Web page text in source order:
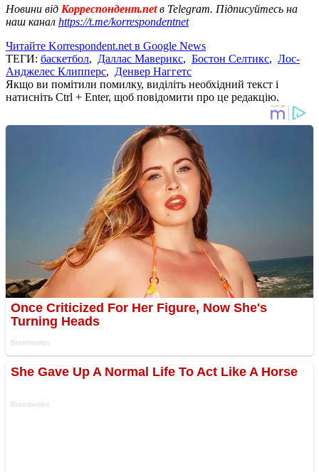
Новини від Корреспондент.netв Telegram. Підписуйтесь на
наш канал https://t.me/korrespondentnet
Читайте Korrespondent.net в Google News
ТЕГИ: баскетбол, Даллас Маверикс, Бостон Селтикс, Лос-
Анджелес Клипперс, Денвер Наггетс
Якщо ви помітили помилку, виділіть необхідний текст і
натисніть Ctrl + Enter, щоб повідомити про це редакцію.